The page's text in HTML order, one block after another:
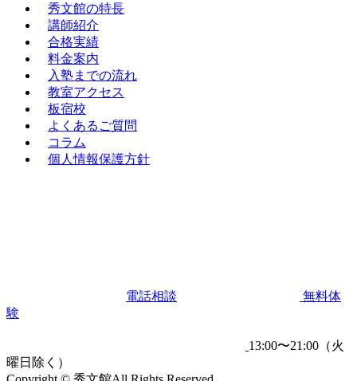
秀文館の特長
講師紹介
合格実績
料金案内
入塾までの流れ
教室アクセス
板宿校
よくあるご質問
コラム
個人情報保護方針
電話相談
無料体
験
13:00〜21:00（火
曜日除く）